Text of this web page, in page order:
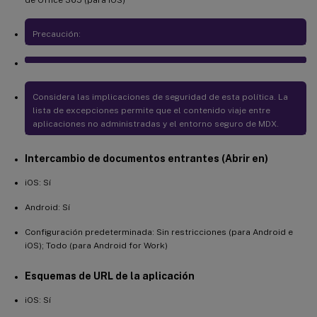
Precaución:
Considera las implicaciones de seguridad de esta política. La
lista de excepciones permite que el contenido viaje entre
aplicaciones no administradas y el entorno seguro de MDX.
Intercambio de documentos entrantes (Abrir en)
iOS: Sí
Android: Sí
Configuración predeterminada: Sin restricciones (para Android e
iOS); Todo (para Android for Work)
Esquemas de URL de la aplicación
iOS: Sí